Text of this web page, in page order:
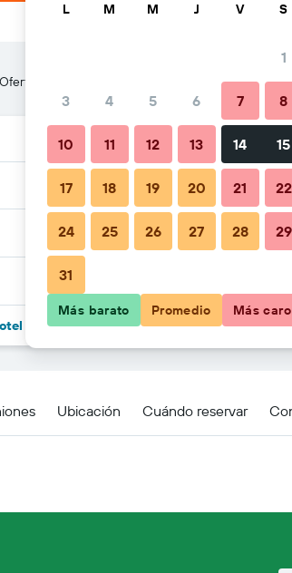
Oferta más barata de precio por noche
Millennium
Ubicación Cuándo reservar
L M M J V S
1
3 4 5 6 7 8
10 11 12 13 14 15
17 18 19 20 21 22
24 25 26 27 28 29
31
Más barato Promedio Más caro